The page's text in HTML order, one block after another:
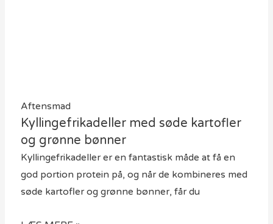
Aftensmad
Kyllingefrikadeller med søde kartofler
og grønne bønner
Kyllingefrikadeller er en fantastisk måde at få en
god portion protein på, og når de kombineres med
søde kartofler og grønne bønner, får du